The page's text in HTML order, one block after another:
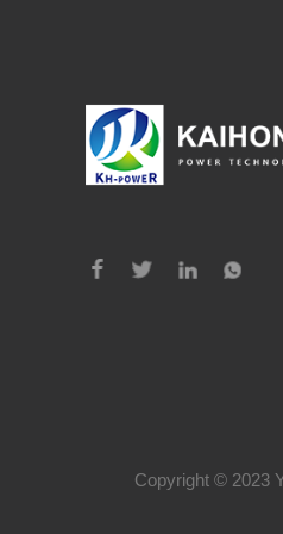
Copyright © 2023